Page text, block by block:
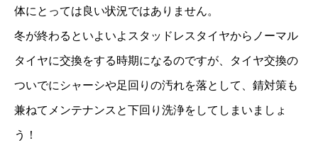
体にとっては良い状況ではありません。
冬が終わるといよいよスタッドレスタイヤからノーマル
タイヤに交換をする時期になるのですが、タイヤ交換の
ついでにシャーシや足回りの汚れを落として、錆対策も
兼ねてメンテナンスと下回り洗浄をしてしまいましょ
う！